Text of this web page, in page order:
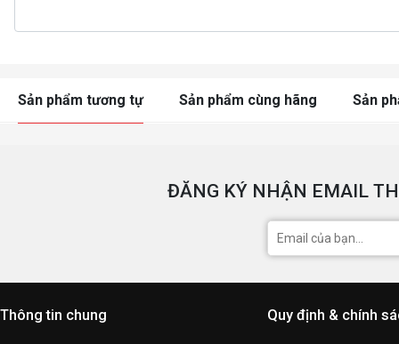
Sản phẩm tương tự Sản phẩm cùng hãng Sản
ĐĂNG KÝ NHẬN EMAIL
Thông tin chung Quy định & chính